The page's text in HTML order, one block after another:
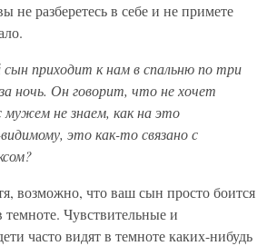
не разберетесь в себе и не примете
приходит к нам в спальню по три
ночь. Он говорит, что не хочет
не знаем, как на это
это как-то связано с
возможно, что ваш сын просто боится
темноте. Чувствительные и
часто видят в темноте каких-нибудь